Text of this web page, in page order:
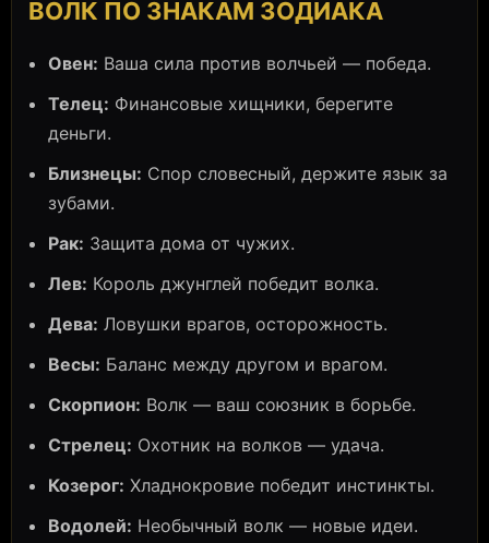
ВОЛК ПО ЗНАКАМ ЗОДИАКА
Овен: Ваша сила против волчьей — победа.
Телец: Финансовые хищники, берегите
деньги.
Близнецы: Спор словесный, держите язык за
зубами.
Рак: Защита дома от чужих.
Лев: Король джунглей победит волка.
Дева: Ловушки врагов, осторожность.
Весы: Баланс между другом и врагом.
Скорпион: Волк — ваш союзник в борьбе.
Стрелец: Охотник на волков — удача.
Козерог: Хладнокровие победит инстинкты.
Водолей: Необычный волк — новые идеи.